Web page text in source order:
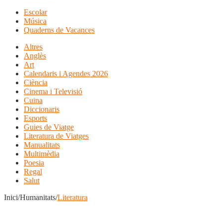
Escolar
Música
Quaderns de Vacances
Altres
Anglès
Art
Calendaris i Agendes 2026
Ciència
Cinema i Televisió
Cuina
Diccionaris
Esports
Guies de Viatge
Literatura de Viatges
Manualitats
Multimèdia
Poesia
Regal
Salut
Inici/Humanitats/Literatura